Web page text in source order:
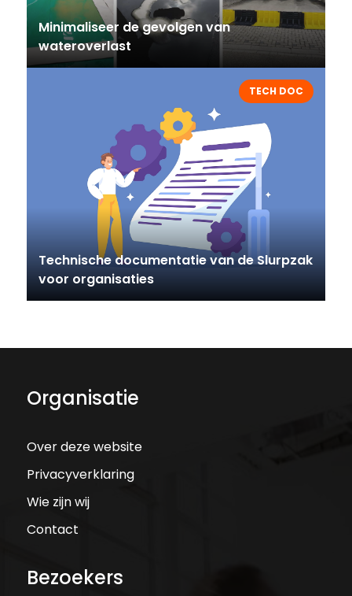
Minimaliseer de gevolgen van
wateroverlast
TECH DOC
Technische documentatie van de Slurpzak
voor organisaties
Organisatie
Over deze website
Privacyverklaring
Wie zijn wij
Contact
Bezoekers